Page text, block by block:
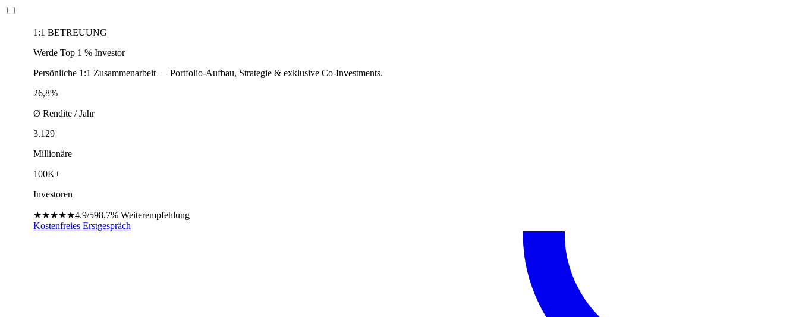
1:1 BETREUUNG
Werde Top 1 % Investor
Persönliche 1:1 Zusammenarbeit — Portfolio-Aufbau, Strategie & exklusive Co-Investments.
26,8%
Ø Rendite / Jahr
3.129
Millionäre
100K+
Investoren
★★★★★4.9/598,7% Weiterempfehlung
Kostenfreies Erstgespräch